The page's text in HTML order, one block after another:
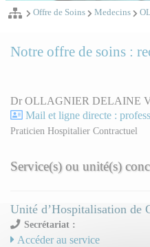
Offre de Soins Medecins
Notre offre de soins :
Dr OLLAGNIER DELAINE
Mail et ligne directe :
Praticien Hospitalier Contractuel
Service(s) ou unité(s)
Unité d’Hospitalisation de
Secrétariat :
Accéder au service